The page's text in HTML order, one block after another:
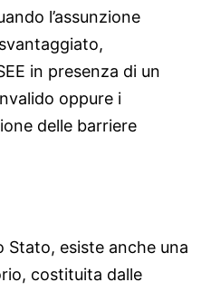
l’assunzione
in presenza di un
oppure i
delle barriere
Stato, esiste anche una
costituita dalle